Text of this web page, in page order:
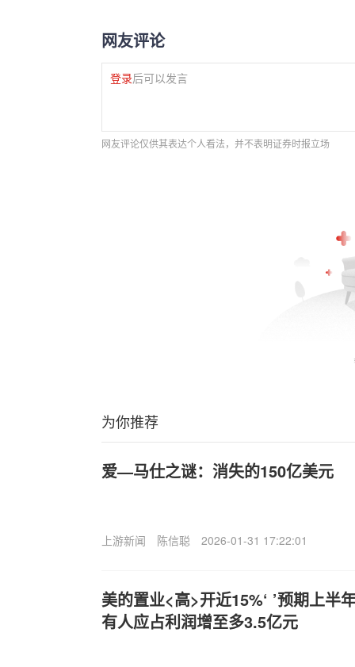
网友评论
登录后可以发言
网友评论仅供其表达个人看法，并不表明证券时报立场
为你推荐
爱—马仕之谜：消失的150亿美元
上游新闻 陈信聪 2026-01-31 17:22:01
美的置业<高>开近15%‘ ’预期上半
有人应占利润增至多3.5亿元